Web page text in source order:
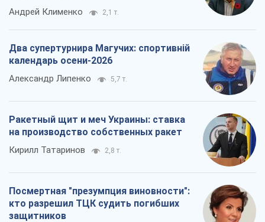
Андрей Клименко 2,1 т.
Два супертурнира Магучих: спортивній
календарь осени-2026
Александр Липенко 5,7 т.
Ракетный щит и меч Украины: ставка
на производство собственных ракет
Кирилл Татаринов 2,8 т.
Посмертная "презумпция виновности":
кто разрешил ТЦК судить погибших
защитников